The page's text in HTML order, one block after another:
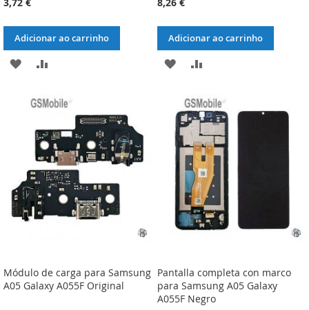
3,72 €
Adicionar ao carrinho
ADICIONAR
LISTA
DESEJOS
COMPARAÇÃO
8,26 €
Adicionar ao carrinho
ADICIONAR
LISTA
DE
DESEJOS
ADICIONAR
COMPARAÇÃO
Módulo de carga para Samsung
A05 Galaxy A055F Original
Pantalla completa con marco
para Samsung A05 Galaxy
A055F Negro